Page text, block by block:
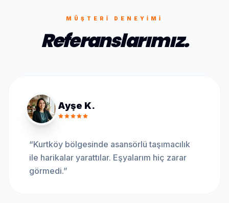
MÜŞTERI DENEYIMI
Referanslarımız.
Ayşe K.
“Kurtköy bölgesinde asansörlü taşımacılık
ile harikalar yarattılar. Eşyalarım hiç zarar
görmedi.”